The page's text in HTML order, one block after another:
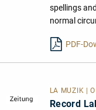
spellings
normal
PDF-
LA MUZIK |
Record